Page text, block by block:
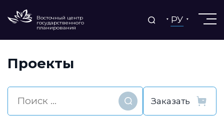
Восточный центр
государственного
планирования
РУ
Проекты
Найти